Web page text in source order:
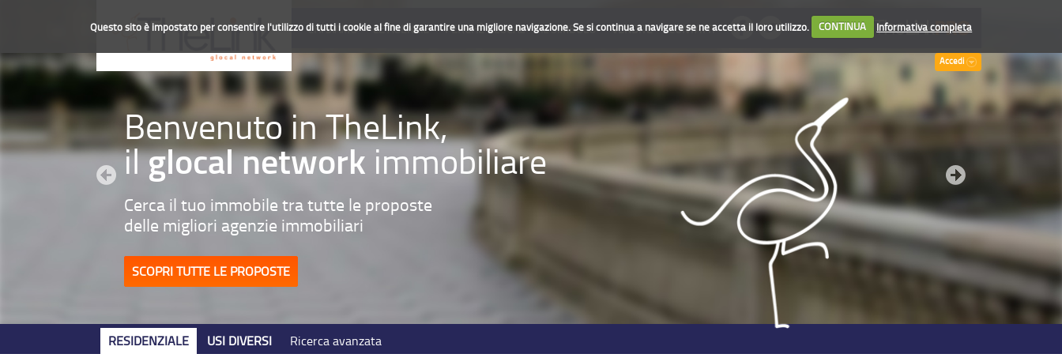
Questo sito è impostato per consentire l'utilizzo di tutti i cookie al fine di garantire una migliore navigazione. Se si continua a navigare se ne accetta il loro utilizzo. CONTINUA Informativa completa
CHI SIAMO LE AGENZIE PERCHÈ GLOCAL IL SIMBOLO VENDITE CONTATTI
Accedi
Benvenuto in TheLink,
ilglocal network immobiliare
Cerca il tuo immobile tra tutte le proposte
delle migliori agenzie immobiliari
SCOPRI TUTTE LE PROPOSTE
Se vuoi
RESIDENZIALE USI DIVERSI Ricerca avanzata